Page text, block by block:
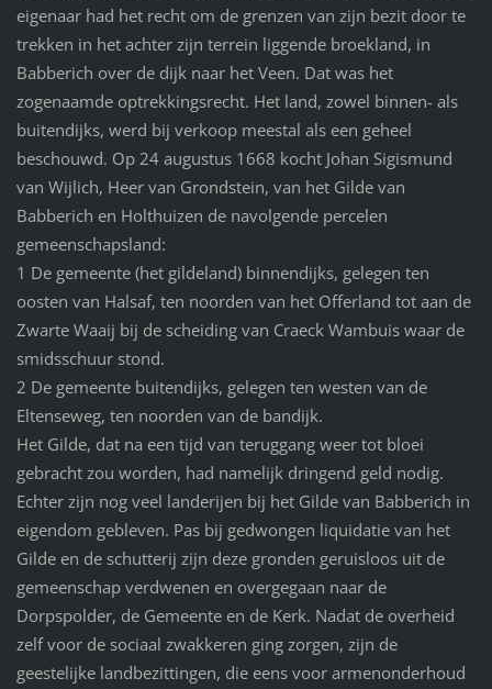
eigenaar had het recht om de grenzen van zijn bezit door te
trekken in het achter zijn terrein liggende broekland, in
Babberich over de dijk naar het Veen. Dat was het
zogenaamde optrekkingsrecht. Het land, zowel binnen- als
buitendijks, werd bij verkoop meestal als een geheel
beschouwd. Op 24 augustus 1668 kocht Johan Sigismund
van Wijlich, Heer van Grondstein, van het Gilde van
Babberich en Holthuizen de navolgende percelen
gemeenschapsland:
1 De gemeente (het gildeland) binnendijks, gelegen ten
oosten van Halsaf, ten noorden van het Offerland tot aan de
Zwarte Waaij bij de scheiding van Craeck Wambuis waar de
smidsschuur stond.
2 De gemeente buitendijks, gelegen ten westen van de
Eltenseweg, ten noorden van de bandijk.
Het Gilde, dat na een tijd van teruggang weer tot bloei
gebracht zou worden, had namelijk dringend geld nodig.
Echter zijn nog veel landerijen bij het Gilde van Babberich in
eigendom gebleven. Pas bij gedwongen liquidatie van het
Gilde en de schutterij zijn deze gronden geruisloos uit de
gemeenschap verdwenen en overgegaan naar de
Dorpspolder, de Gemeente en de Kerk. Nadat de overheid
zelf voor de sociaal zwakkeren ging zorgen, zijn de
geestelijke landbezittingen, die eens voor armenonderhoud